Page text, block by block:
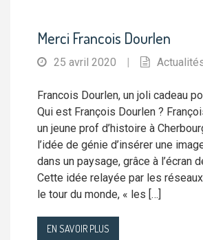
Merci Francois Dourlen
25 avril 2020 |
Francois Dourlen, un joli cadeau
Qui est François Dourlen ?
un jeune prof d’histoire à
l’idée de génie d’insérer une
dans un paysage, grâce à l’écran
Cette idée relayée par les
le tour du monde, « les […]
EN SAVOIR PLUS